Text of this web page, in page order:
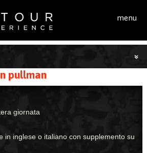
menu
pullman
giornata
in inglese o italiano con supplemento su